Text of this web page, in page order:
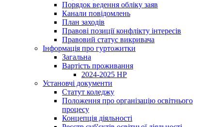
Порядок ведення обліку заяв
Канали повідомлень
План заходів
Правові позиції конфлікту інтересів
Правовий статус викривача
Інформація про гуртожитки
Загальна
Вартість проживання
2024-2025 НР
Установчі документи
Статут коледжу
Положення про організацію освітнього
процесу
Концепція діяльності